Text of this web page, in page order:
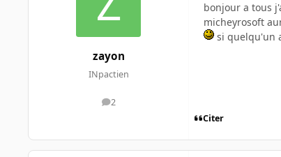
zayon
INpactien
2
messages
bonjour a tous
micheyrosoft
si quelqu'un
Citer